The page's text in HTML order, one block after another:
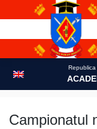
Republica
Campionatul